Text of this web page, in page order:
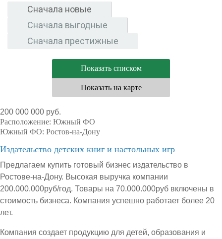
Сначала новые
Сначала выгодные
Сначала престижные
Показать списком
Показать на карте
200 000 000 руб.
Расположение: Южный ФО
Южный ФО: Ростов-на-Дону
Издательство детских книг и настольных игр
Предлагаем купить готовый бизнес издательство в
Ростове-на-Дону. Высокая выручка компании
200.000.000руб/год. Товары на 70.000.000руб включены в
стоимость бизнеса. Компания успешно работает более 20
лет.
Компания создает продукцию для детей, образования и